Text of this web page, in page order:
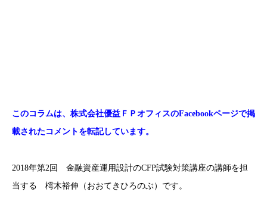
このコラムは、株式会社優益ＦＰオフィスのFacebookページで掲
載されたコメントを転記しています。
2018年第2回 金融資産運用設計のCFP試験対策講座の講師を担
当する 樗木裕伸（おおてきひろのぶ）です。